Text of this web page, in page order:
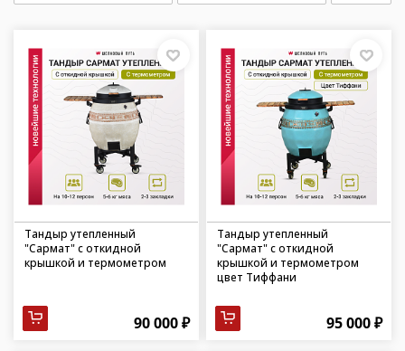
Тандыр утепленный
"Сармат" с откидной
крышкой и термометром
90 000 ₽
Тандыр утепленный
"Сармат" с откидной
крышкой и термометром
цвет Тиффани
95 000 ₽